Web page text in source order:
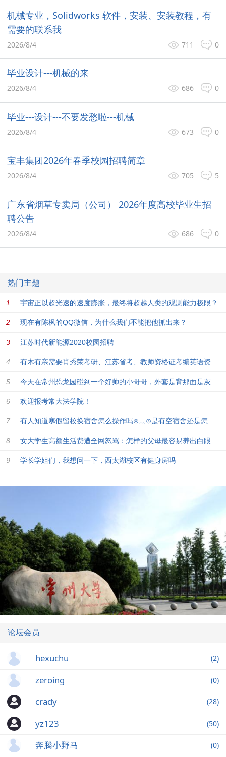
机械专业，Solidworks 软件，安装、安装教程，有
需要的联系我
0
711
2026/8/4
毕业设计---机械的来
0
686
2026/8/4
毕业---设计---不要发愁啦---机械
0
673
2026/8/4
宝丰集团2026年春季校园招聘简章
5
705
2026/8/4
广东省烟草专卖局（公司） 2026年度高校毕业生招
聘公告
0
686
2026/8/4
热门主题
宇宙正以超光速的速度膨胀，最终将超越人类的观测能力极限？
现在有陈枫的QQ微信，为什么我们不能把他抓出来？
江苏时代新能源2020校园招聘
欢迎报考常大法学院！
学长学姐们，我想问一下，西太湖校区有健身房吗
论坛会员
hexuchu (2)
zeroing (0)
crady (28)
yz123 (50)
奔腾小野马 (0)